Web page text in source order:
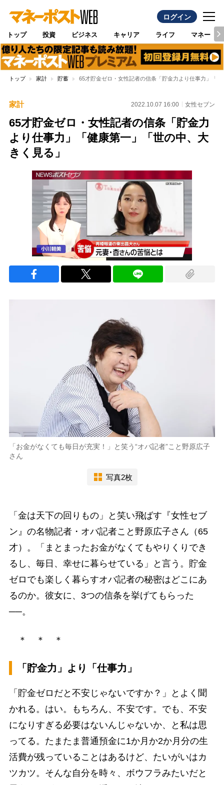
ログイン
トップ 投資 ビジネス キャリア ライフ マネー
トップ 家計 貯蓄 65才貯金ゼロ・女性記者の信条「貯金力より仕事力」「
家計 2022.10.07 16:00 女性セブン
65才貯金ゼロ・女性記者の信条「貯金力
より仕事力」「健康第一」「世の中、大
きく見る」
「お金がなくても毎日が充実！」と笑う“オバ記者”こと野原広子
さん
写真2枚
「金は天下の回りもの」と笑い飛ばす『女性セブ
ン』の名物記者・オバ記者こと野原広子さん（65
才）。「まとまったお金がなくてもやりくりでき
るし、毎日、幸せに暮らせている」と言う。貯金
ゼロでも楽しく暮らすオバ記者の秘密はどこにあ
るのか。彼女に、3つの信条を挙げてもらった
──。
＊ ＊ ＊
「貯金力」より「仕事力」
「貯金ゼロだと不安じゃないですか？」とよく聞
かれる。はい。もちろん、不安です。でも、不安
になりすぎる必要はないんじゃないか、と私は思
ってる。たまたま普通預金に1か月か2か月分の生
活費が残っていることはあるけど、たいがいはカ
ツカツ。そんな自分を時々、ボウフラみたいだと